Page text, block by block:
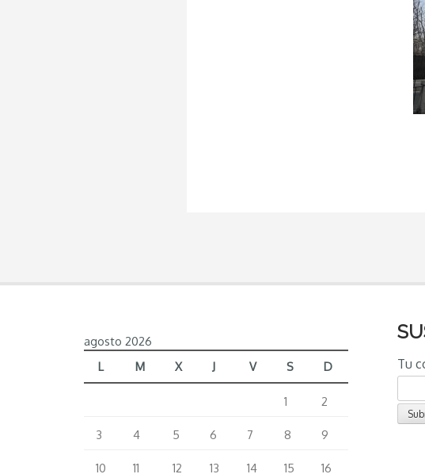
agosto 2026
L
M X J V S D
1 2
3 4 5 6 7 8 9
10 11 12 13 14 15 16
Tu